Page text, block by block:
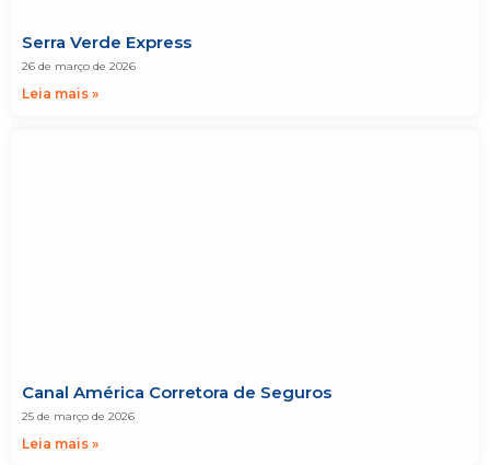
Serra Verde Express
26 de março de 2026
Leia mais »
Canal América Corretora de Seguros
25 de março de 2026
Leia mais »